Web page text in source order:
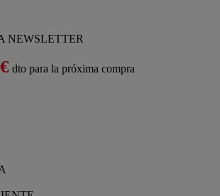
NEWSLETTER
dto para la próxima compra